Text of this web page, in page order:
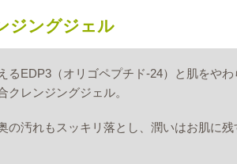
ジングジェル
るEDP3（オリゴペプチド-24）と肌をや
クレンジングジェル。
の汚れもスッキリ落とし、潤いはお肌に